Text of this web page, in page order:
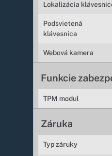
Lokalizácia
Podsvietená
klávesnica
Webová kamera
Funkcie
TPM modul
Záruka
Typ záruky